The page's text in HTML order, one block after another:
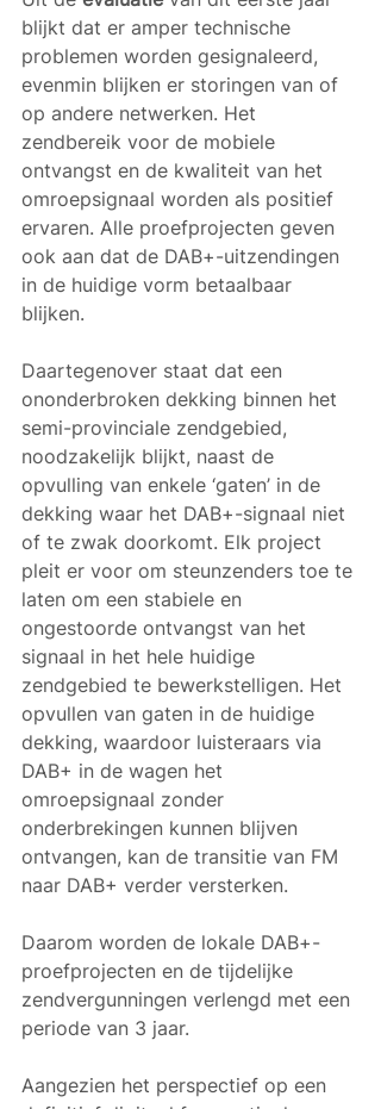
blijkt dat er amper technische
problemen worden gesignaleerd,
evenmin blijken er storingen van of
op andere netwerken. Het
zendbereik voor de mobiele
ontvangst en de kwaliteit van het
omroepsignaal worden als positief
ervaren. Alle proefprojecten geven
ook aan dat de DAB+-uitzendingen
in de huidige vorm betaalbaar
blijken.
Daartegenover staat dat een
ononderbroken dekking binnen het
semi-provinciale zendgebied,
noodzakelijk blijkt, naast de
opvulling van enkele ‘gaten’ in de
dekking waar het DAB+-signaal niet
of te zwak doorkomt. Elk project
pleit er voor om steunzenders toe te
laten om een stabiele en
ongestoorde ontvangst van het
signaal in het hele huidige
zendgebied te bewerkstelligen. Het
opvullen van gaten in de huidige
dekking, waardoor luisteraars via
DAB+ in de wagen het
omroepsignaal zonder
onderbrekingen kunnen blijven
ontvangen, kan de transitie van FM
naar DAB+ verder versterken.
Daarom worden de lokale DAB+-
proefprojecten en de tijdelijke
zendvergunningen verlengd met een
periode van 3 jaar.
Aangezien het perspectief op een